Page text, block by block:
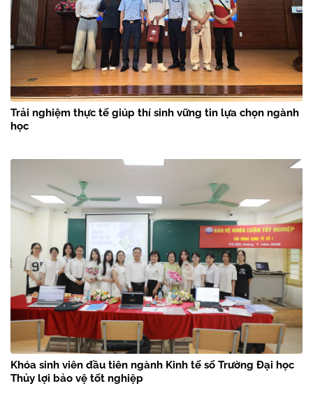
Lưu học sinh Lào bảo vệ thành công Đề án tốt nghiệp
thạc sĩ tại Trường Đại học Thủy lợi
Trải nghiệm thực tế giúp thí sinh vững tin lựa chọn ngành
học